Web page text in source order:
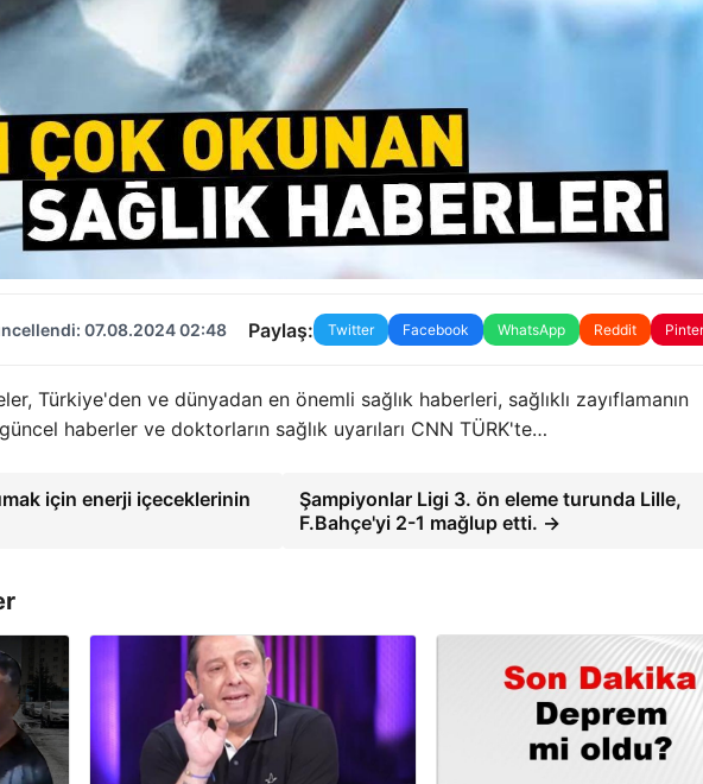
07.08.2024 02:48 Paylaş: Twitter Facebook WhatsApp Reddit
Türkiye'den ve dünyadan en önemli sağlık haberleri, sağlıklı zayıflamanın
haberler ve doktorların sağlık uyarıları CNN TÜRK'te…
için enerji içeceklerinin
Şampiyonlar Ligi 3. ön eleme turunda Lille,
F.Bahçe'yi 2-1 mağlup etti. →